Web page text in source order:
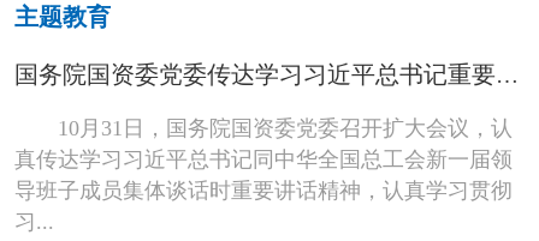
主题教育
国务院国资委党委传达学习习近平总书记重要讲话精神和重要指示精神聚焦关键领域强化政治引领 切实将党中央决策部署转化为国资国企系统生动实践
10月31日，国务院国资委党委召开扩大会议，认
真传达学习习近平总书记同中华全国总工会新一届领
导班子成员集体谈话时重要讲话精神，认真学习贯彻
习...